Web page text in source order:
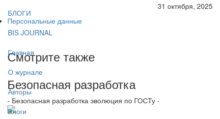
БЛОГИ
BIS JOURNAL
Главная
О журнале
Авторы
Блоги
31 октября, 2025
Персональные данные
Смотрите также
Безопасная разработка
- Безопасная разработка эволюция по ГОСТу -